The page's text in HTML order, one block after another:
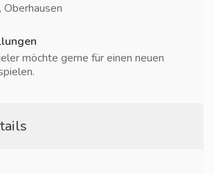
möchte gerne für einen neuen